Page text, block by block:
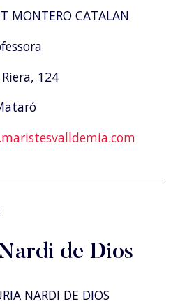
MONTERO CATALAN
124
de Dios
NARDI DE DIOS